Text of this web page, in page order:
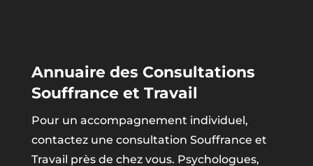
Annuaire des Consultations
Souffrance et Travail
Pour un accompagnement individuel,
contactez une consultation Souffrance et
Travail près de chez vous. Psychologues,